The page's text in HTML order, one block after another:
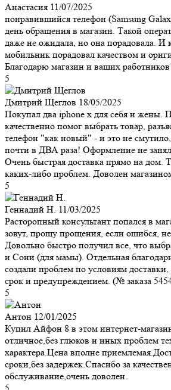
Анастасия 11/07/2025
понравившийся телефон (Samsung
день обращения в магазин. Такой
даже не ожидала, но она порадовала. И
мобильник порадовал качеством и
Благодарю магазин и ваших
5
Дмитрий Щеглов 18/05/2025
Покупал два iphone x для себя и жены.
качественно помог выбрать товар,
телефон "как новый" - и это не
почти в ДВА раза! Оформление не
Очень быстрая доставка прямо на дом.
каких-либо проблем. Доволен
5
Геннадий Н. 11/03/2025
Расторопный консультант попался в
зовут, прощу прощения, если ошибся,
Довольно быстро получил все, что
и Сони (для мамы). Отдельная
создали проблем по условиям
срок и предупреждением. (№ заказа
5
Антон 12/01/2025
Купил Айфон 8 в этом интернет-
отличное,без глюков и иных проблем
характера.Цена вполне
сроки,без задержек.Спасибо за
обслуживание,очень доволен.